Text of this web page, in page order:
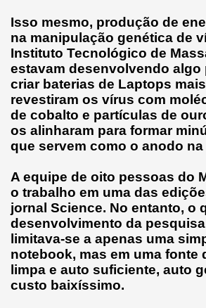
Isso mesmo, produção de
na manipulação genética de
Instituto Tecnológico de
estavam desenvolvendo algo
criar baterias de Laptops
revestiram os vírus com
de cobalto e partículas de
os alinharam para formar
que servem como o anodo na
A equipe de oito pessoas do
o trabalho em uma das
jornal Science. No entanto, o
desenvolvimento da
limitava-se a apenas uma
notebook, mas em uma fonte
limpa e auto suficiente, auto
custo baixíssimo.